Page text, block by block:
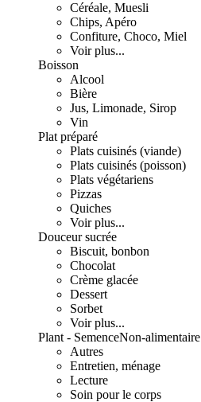
Céréale, Muesli
Chips, Apéro
Confiture, Choco, Miel
Voir plus...
Boisson
Alcool
Bière
Jus, Limonade, Sirop
Vin
Plat préparé
Plats cuisinés (viande)
Plats cuisinés (poisson)
Plats végétariens
Pizzas
Quiches
Voir plus...
Douceur sucrée
Biscuit, bonbon
Chocolat
Crème glacée
Dessert
Sorbet
Voir plus...
Plant - SemenceNon-alimentaire
Autres
Entretien, ménage
Lecture
Soin pour le corps